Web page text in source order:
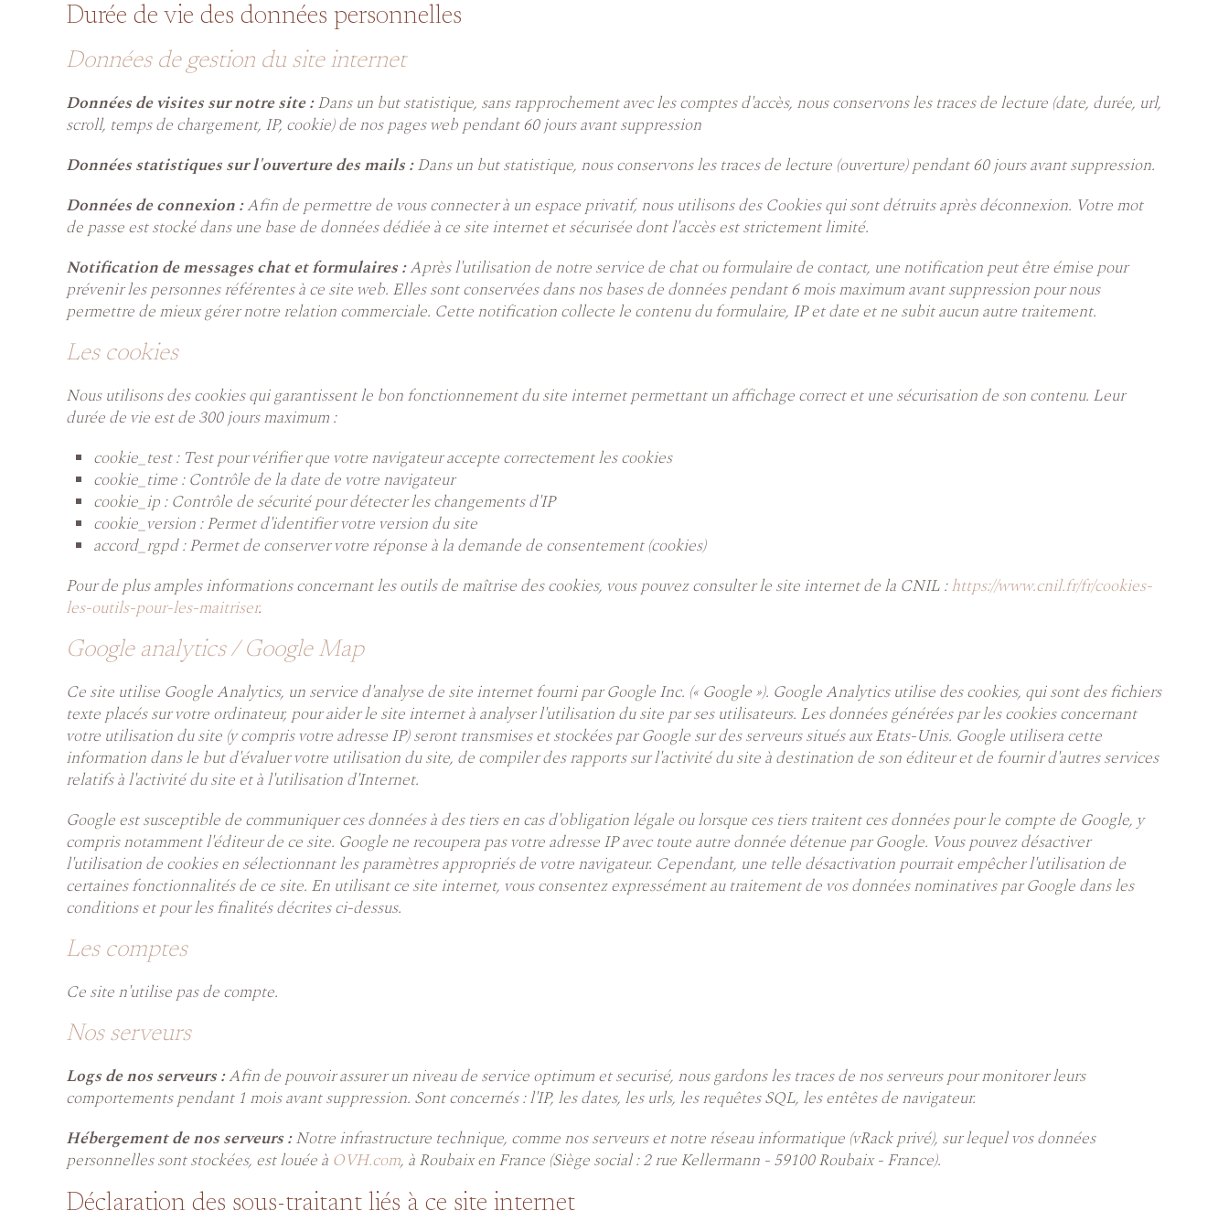
Durée de vie des données personnelles
Données de gestion du site internet
Données de visites sur notre site :Dans un but statistique, sans rapprochement avec les comptes d'accès, nous conservons les traces de lecture (date, durée, url,
scroll, temps de chargement, IP, cookie) de nos pages web pendant 60 jours avant suppression
Données statistiques sur l'ouverture des mails :Dans un but statistique, nous conservons les traces de lecture (ouverture) pendant 60 jours avant suppression.
Données de connexion :Afin de permettre de vous connecter à un espace privatif, nous utilisons des Cookies qui sont détruits après déconnexion. Votre mot
de passe est stocké dans une base de données dédiée à ce site internet et sécurisée dont l'accès est strictement limité.
Notification de messages chat et formulaires :Après l'utilisation de notre service de chat ou formulaire de contact, une notification peut être émise pour
prévenir les personnes référentes à ce site web. Elles sont conservées dans nos bases de données pendant 6 mois maximum avant suppression pour nous
permettre de mieux gérer notre relation commerciale. Cette notification collecte le contenu du formulaire, IP et date et ne subit aucun autre traitement.
Les cookies
Nous utilisons des cookies qui garantissent le bon fonctionnement du site internet permettant un affichage correct et une sécurisation de son contenu. Leur
durée de vie est de 300 jours maximum :
cookie_test : Test pour vérifier que votre navigateur accepte correctement les cookies
cookie_time : Contrôle de la date de votre navigateur
cookie_ip : Contrôle de sécurité pour détecter les changements d'IP
cookie_version : Permet d'identifier votre version du site
accord_rgpd : Permet de conserver votre réponse à la demande de consentement (cookies)
Pour de plus amples informations concernant les outils de maîtrise des cookies, vous pouvez consulter le site internet de la CNIL :https://www.cnil.fr/fr/cookies-
les-outils-pour-les-maitriser.
Google analytics / Google Map
Ce site utilise Google Analytics, un service d'analyse de site internet fourni par Google Inc. (« Google »). Google Analytics utilise des cookies, qui sont des fichiers
texte placés sur votre ordinateur, pour aider le site internet à analyser l'utilisation du site par ses utilisateurs. Les données générées par les cookies concernant
votre utilisation du site (y compris votre adresse IP) seront transmises et stockées par Google sur des serveurs situés aux Etats-Unis. Google utilisera cette
information dans le but d'évaluer votre utilisation du site, de compiler des rapports sur l'activité du site à destination de son éditeur et de fournir d'autres services
relatifs à l'activité du site et à l'utilisation d'Internet.
Google est susceptible de communiquer ces données à des tiers en cas d'obligation légale ou lorsque ces tiers traitent ces données pour le compte de Google, y
compris notamment l'éditeur de ce site. Google ne recoupera pas votre adresse IP avec toute autre donnée détenue par Google. Vous pouvez désactiver
l'utilisation de cookies en sélectionnant les paramètres appropriés de votre navigateur. Cependant, une telle désactivation pourrait empêcher l'utilisation de
certaines fonctionnalités de ce site. En utilisant ce site internet, vous consentez expressément au traitement de vos données nominatives par Google dans les
conditions et pour les finalités décrites ci-dessus.
Les comptes
Ce site n'utilise pas de compte.
Nos serveurs
Logs de nos serveurs :Afin de pouvoir assurer un niveau de service optimum et securisé, nous gardons les traces de nos serveurs pour monitorer leurs
comportements pendant 1 mois avant suppression. Sont concernés : l'IP, les dates, les urls, les requêtes SQL, les entêtes de navigateur.
Hébergement de nos serveurs :Notre infrastructure technique, comme nos serveurs et notre réseau informatique (vRack privé), sur lequel vos données
personnelles sont stockées, est louée à OVH.com, à Roubaix en France (Siège social : 2 rue Kellermann - 59100 Roubaix - France).
Déclaration des sous-traitant liés à ce site internet